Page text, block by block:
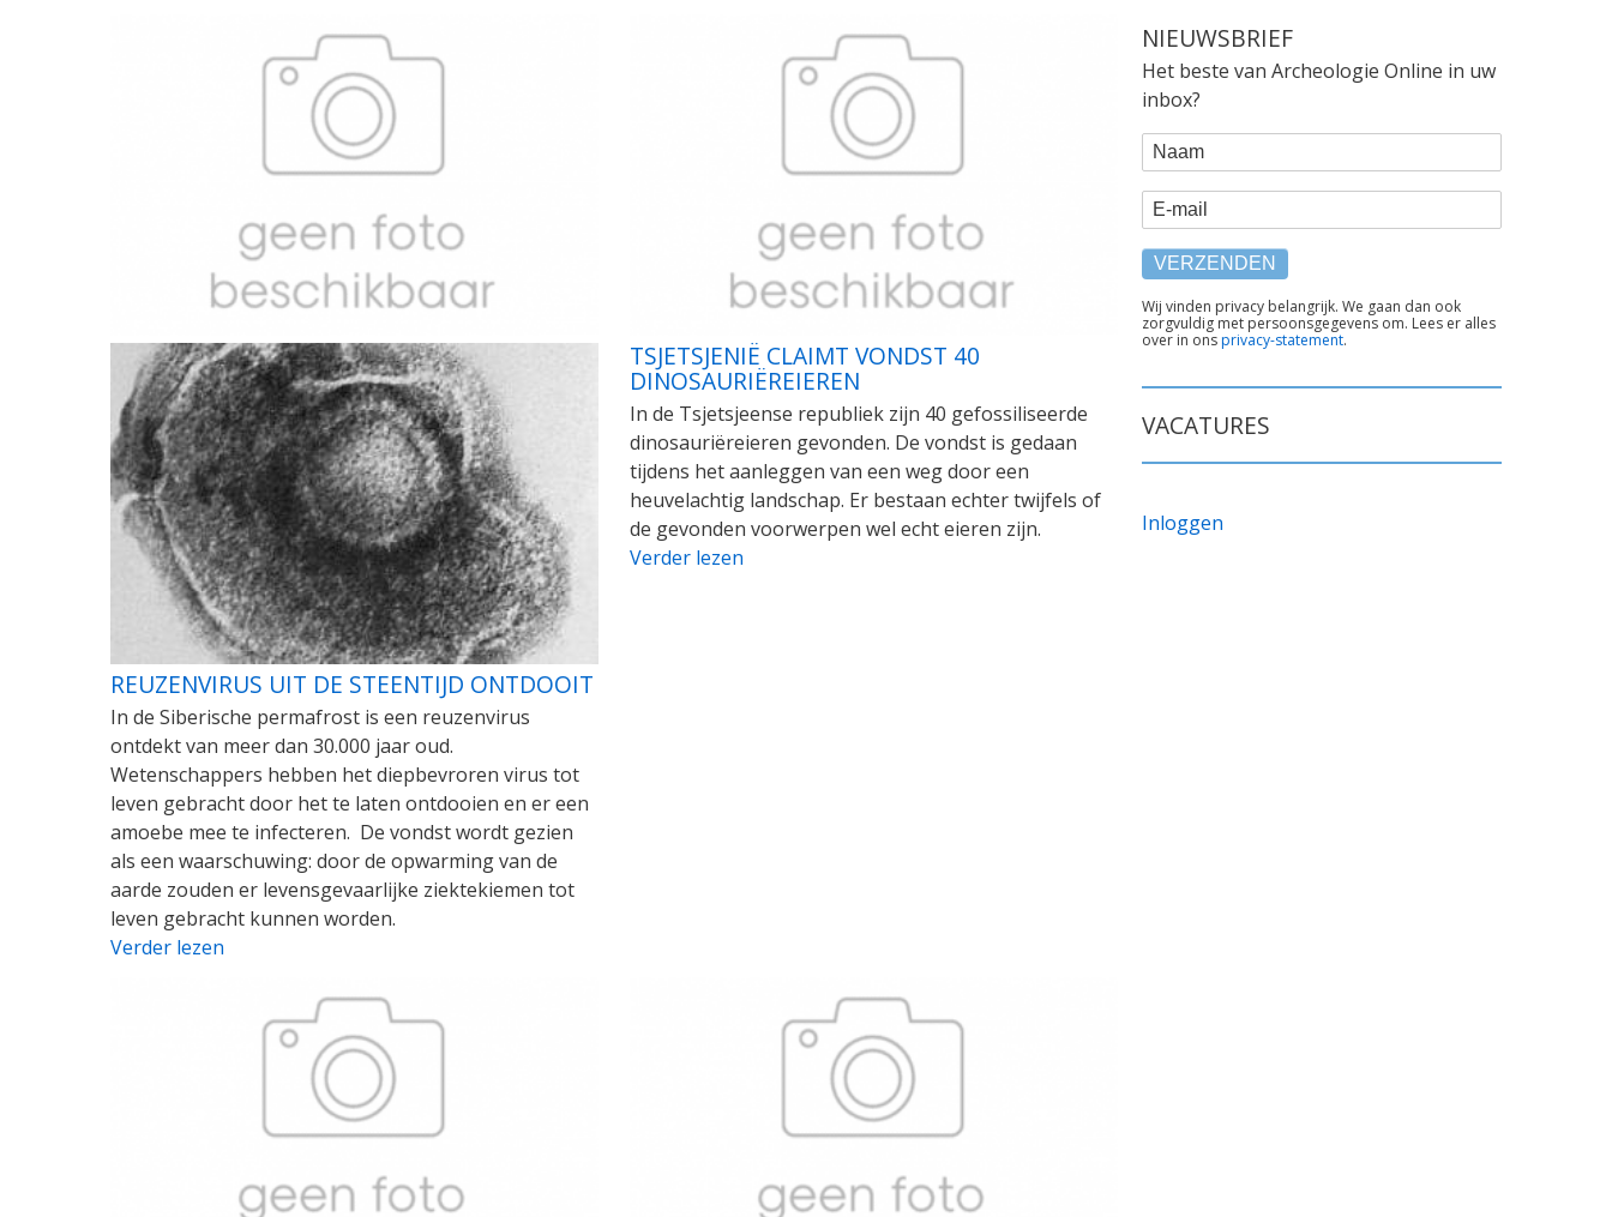
REUZENVIRUS UIT DE STEENTIJD ONTDOOIT
In de Siberische permafrost is een reuzenvirus
ontdekt van meer dan 30.000 jaar oud.
Wetenschappers hebben het diepbevroren virus tot
leven gebracht door het te laten ontdooien en er een
amoebe mee te infecteren. De vondst wordt gezien
als een waarschuwing: door de opwarming van de
aarde zouden er levensgevaarlijke ziektekiemen tot
leven gebracht kunnen worden.
Verder lezen
TSJETSJENIË CLAIMT VONDST 40
DINOSAURIËREIEREN
In de Tsjetsjeense republiek zijn 40 gefossiliseerde
dinosauriëreieren gevonden. De vondst is gedaan
tijdens het aanleggen van een weg door een
heuvelachtig landschap. Er bestaan echter twijfels of
de gevonden voorwerpen wel echt eieren zijn.
Verder lezen
NIEUWSBRIEF
Het beste van Archeologie Online in uw
inbox?
WEBFORM
Naam
E-mail
TEKST
ONDER
FORMULIER
Wij vinden privacy belangrijk. We gaan dan ook
zorgvuldig met persoonsgegevens om. Lees er alles
over in onsprivacy-statement.
VACATURES
Inloggen